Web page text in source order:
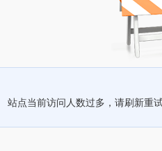
站点当前访问人数过多，请刷新重